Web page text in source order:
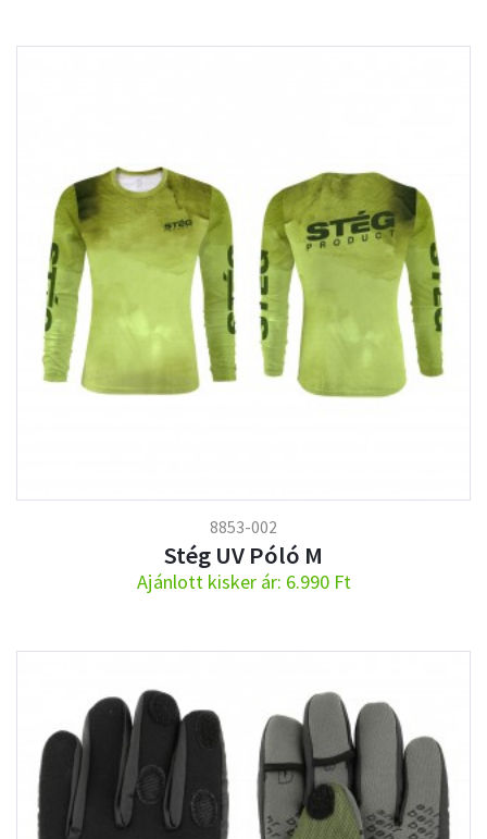
8853-002
Stég UV Póló M
Ajánlott kisker ár: 6.990 Ft